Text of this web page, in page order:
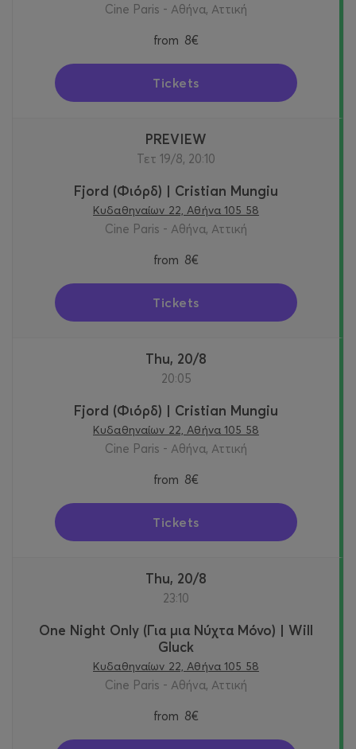
Cine Paris - Αθήνα, Αττική
from 8€
Tickets
PREVIEW
Τετ 19/8, 20:10
Fjord (Φιόρδ) | Cristian Mungiu
Κυδαθηναίων 22, Αθήνα 105 58
Cine Paris - Αθήνα, Αττική
from 8€
Tickets
Thu, 20/8
20:05
Fjord (Φιόρδ) | Cristian Mungiu
Κυδαθηναίων 22, Αθήνα 105 58
Cine Paris - Αθήνα, Αττική
from 8€
Tickets
Thu, 20/8
23:10
One Night Only (Για μια Νύχτα Μόνο) | Will
Gluck
Κυδαθηναίων 22, Αθήνα 105 58
Cine Paris - Αθήνα, Αττική
from 8€